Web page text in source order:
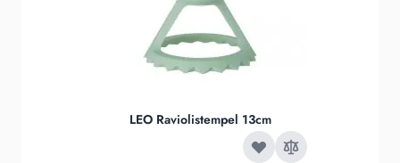
LEO Raviolistempel 13cm